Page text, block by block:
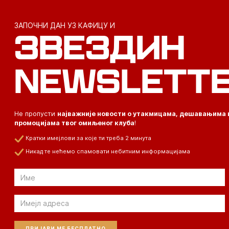
ЗАПОЧНИ ДАН УЗ КАФИЦУ И
ЗВЕЗДИН
Не пропусти најважније новости о утакмицама, дешавањима
промоцијама твог омиљеног клуба!
Кратки имејлови за које ти треба 2 минута
Никад те нећемо спамовати небитним информацијама
Email
Email